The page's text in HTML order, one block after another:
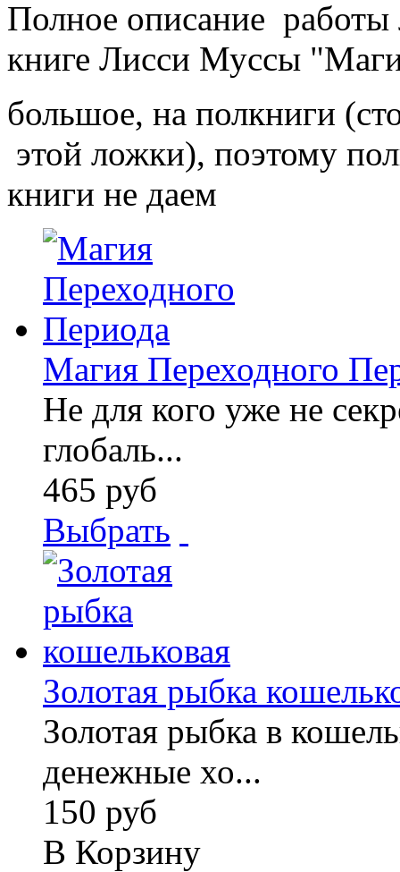
Полное описание
книге Лисси Муссы
большое, на полкниги
этой ложки), поэтому
книги не даем
Магия Переходного
Не для кого уже не
глобаль...
465 руб
Выбрать
Золотая рыбка
Золотая рыбка в
денежные хо...
150 руб
В Корзину